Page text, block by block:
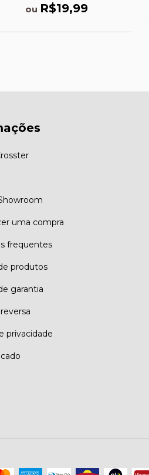
ou R$19,99
uma compra
frequentes
produtos
garantia
privacidade